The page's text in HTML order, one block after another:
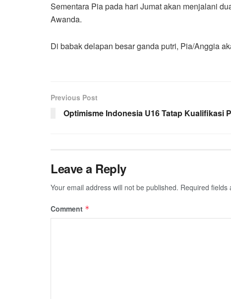
Sementara Pia pada hari Jumat akan menjalani
Awanda.
Di babak delapan besar ganda putri, Pia/Anggia
Previous Post
Optimisme Indonesia U16 Tatap Kualifikasi
Leave a Reply
Your email address will not be published. Required fields
Comment *